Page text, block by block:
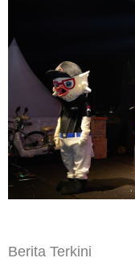
Berita Terkini